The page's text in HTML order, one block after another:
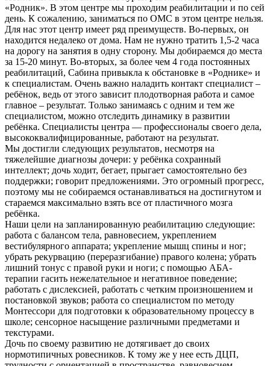
«Родник». В этом центре мы проходим реабилитации и по сей
день. К сожалению, заниматься по ОМС в этом центре нельзя.
Для нас этот центр имеет ряд преимуществ. Во-первых, он
находится недалеко от дома. Нам не нужно тратить 1,5-2 часа
на дорогу на занятия в одну сторону. Мы добираемся до места
за 15-20 минут. Во-вторых, за более чем 4 года постоянных
реабилитаций, Сабина привыкла к обстановке в «Роднике» и
к специалистам. Очень важно наладить контакт специалист –
ребёнок, ведь от этого зависит плодотворная работа и самое
главное – результат. Только занимаясь с одним и тем же
специалистом, можно отследить динамику в развитии
ребёнка. Специалисты центра — профессионалы своего дела,
высококвалифицированные, работают на результат.
Мы достигли следующих результатов, несмотря на
тяжелейшие диагнозы дочери: у ребёнка сохранный
интеллект; дочь ходит, бегает, прыгает самостоятельно без
поддержки; говорит предложениями. Это огромный прогресс,
поэтому мы не собираемся останавливаться на достигнутом и
стараемся максимально взять все от пластичного мозга
ребёнка.
Наши цели на запланированную реабилитацию следующие:
работа с балансом тела, равновесием, укреплением
вестибулярного аппарата; укрепление мышц спины и ног;
убрать рекурвацию (переразгибание) правого колена; убрать
лишний тонус с правой руки и ноги; с помощью АБА-
терапии гасить нежелательное и негативное поведение;
работать с дислексией, работать с четким произношением и
постановкой звуков; работа со специалистом по методу
Монтессори для подготовки к образовательному процессу в
школе; сенсорное насыщение различными предметами и
текстурами.
Дочь по своему развитию не дотягивает до своих
нормотипичных ровесников. К тому же у нее есть ДЦП,